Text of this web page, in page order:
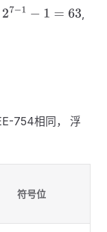
− 1−1 =63
754相同， 浮
符号位